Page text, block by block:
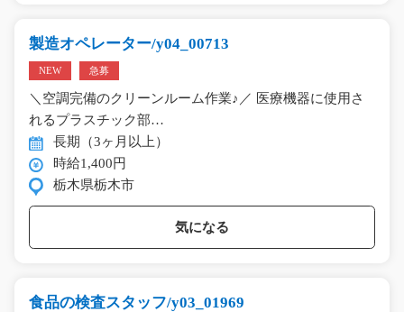
製造オペレーター/y04_00713
NEW 急募
＼空調完備のクリーンルーム作業♪／ 医療機器に使用さ
れるプラスチック部…
長期（3ヶ月以上）
時給1,400円
栃木県栃木市
気になる
食品の検査スタッフ/y03_01969